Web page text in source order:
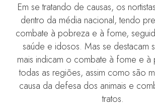
Em se tratando de causas, os
dentro da média nacional, tendo
combate à pobreza e à fome,
saúde e idosos. Mas se destacam
mais indicam o combate à fome e à
todas as regiões, assim como são
causa da defesa dos animais e
tratos.